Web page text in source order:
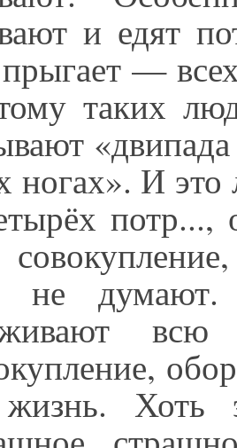
и едят
—
таких
ногах». И
потр...,
не
Хоть